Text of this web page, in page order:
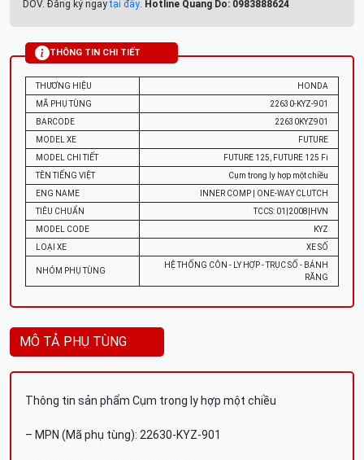
DOV. Đăng ký ngaytại đây. Hotline Quang Do: 0983888624
THÔNG TIN CHI TIẾT
THƯƠNG HIỆU
HONDA
MÃ PHỤ TÙNG
22630-KYZ-901
BARCODE
22630KYZ901
MODEL XE
FUTURE
MODEL CHI TIẾT
FUTURE 125, FUTURE 125 Fi
TÊN TIẾNG VIỆT
Cụm trong ly hợp một chiều
ENG NAME
INNER COMP | ONE-WAY CLUTCH
TIÊU CHUẨN
TCCS: 01|2008|HVN
MODEL CODE
KYZ
LOẠI XE
XE SỐ
NHÓM PHỤ TÙNG
HỆ THỐNG CÔN - LY HỢP - TRỤC SỐ - BÁNH
RĂNG
MÔ TẢ PHỤ TÙNG
Thông tin sản phẩm Cụm trong ly hợp một chiều
– MPN (Mã phụ tùng): 22630-KYZ-901